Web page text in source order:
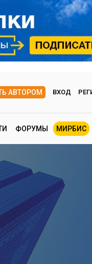
АВТОРОМ ВХОД
ФОРУМЫ МИРБИС